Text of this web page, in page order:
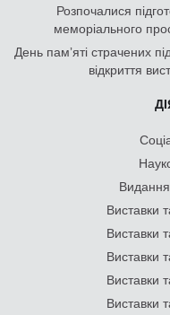
Розпочалися
меморіального
День памʼяті страчених
відкриття
Виставки
Виставки
Виставки
Виставки
Виставки